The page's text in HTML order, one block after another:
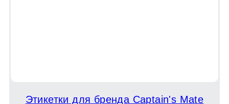
Этикетки для бренда Captain's Mate